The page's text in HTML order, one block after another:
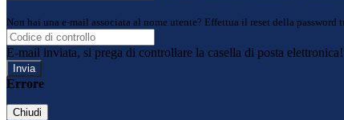
Non hai una e-mail associata al nome utente? Effettua il reset della password
E-mail inviata, si prega di controllare la casella di posta elettronica!
Errore
Chiudi